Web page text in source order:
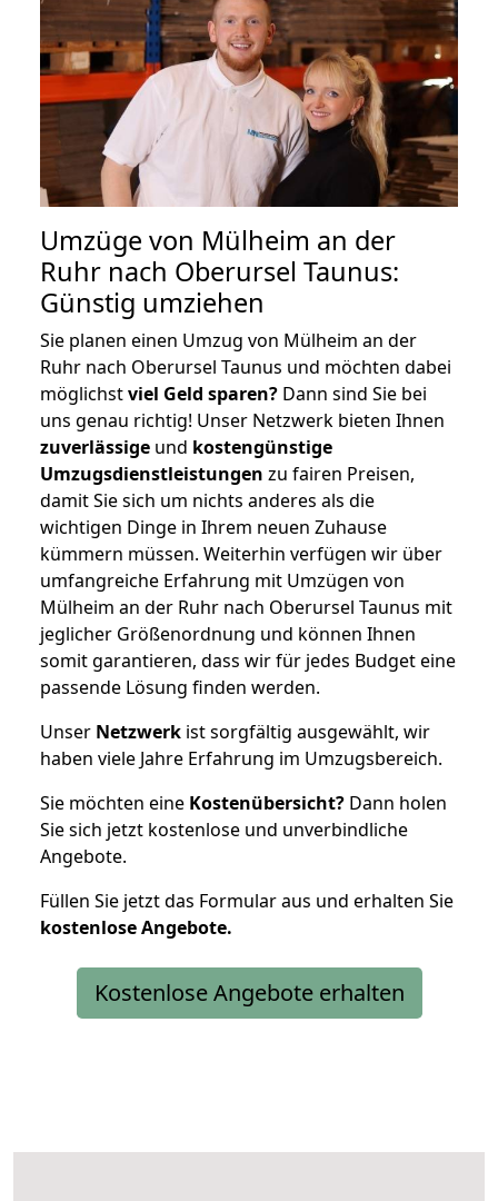
Umzüge von Mülheim an der
Ruhr nach Oberursel Taunus:
Günstig umziehen
Sie planen einen Umzug von Mülheim an der
Ruhr nach Oberursel Taunus und möchten dabei
möglichstviel Geld sparen? Dann sind Sie bei
uns genau richtig! Unser Netzwerk bieten Ihnen
zuverlässige und kostengünstige
Umzugsdienstleistungen zu fairen Preisen,
damit Sie sich um nichts anderes als die
wichtigen Dinge in Ihrem neuen Zuhause
kümmern müssen. Weiterhin verfügen wir über
umfangreiche Erfahrung mit Umzügen von
Mülheim an der Ruhr nach Oberursel Taunus mit
jeglicher Größenordnung und können Ihnen
somit garantieren, dass wir für jedes Budget eine
passende Lösung finden werden.
Unser Netzwerk ist sorgfältig ausgewählt, wir
haben viele Jahre Erfahrung im Umzugsbereich.
Sie möchten eine Kostenübersicht? Dann holen
Sie sich jetzt kostenlose und unverbindliche
Angebote.
Füllen Sie jetzt das Formular aus und erhalten Sie
kostenloseAngebote.
Kostenlose Angebote erhalten